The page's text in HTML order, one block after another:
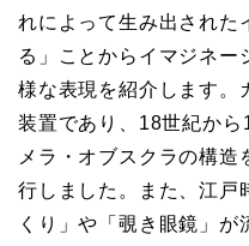
れによって生み出された
る」ことからイマジネー
様な表現を紹介します。
装置であり、18世紀か
メラ・オブスクラの構
行しました。また、江戸
くり」や「覗き眼鏡」が